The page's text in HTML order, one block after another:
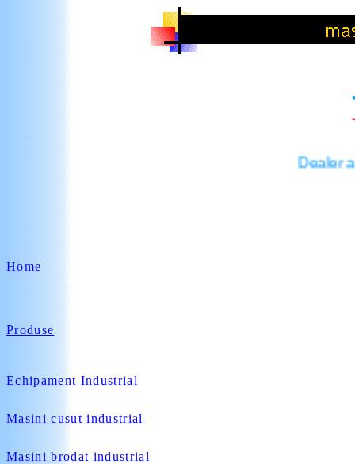
Dealer
Home
Produse
Echipament Industrial
Masini cusut industrial
Masini brodat industrial